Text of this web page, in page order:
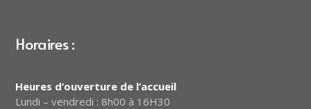
Horaires :
Heures d’ouverture de l’accueil
Lundi – vendredi : 8h00 à 16H30